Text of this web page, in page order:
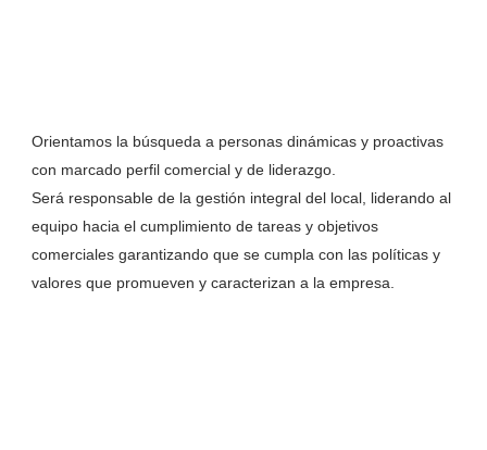
Orientamos la búsqueda a personas dinámicas y proactivas
con marcado perfil comercial y de liderazgo.
Será responsable de la gestión integral del local, liderando al
equipo hacia el cumplimiento de tareas y objetivos
comerciales garantizando que se cumpla con las políticas y
valores que promueven y caracterizan a la empresa.